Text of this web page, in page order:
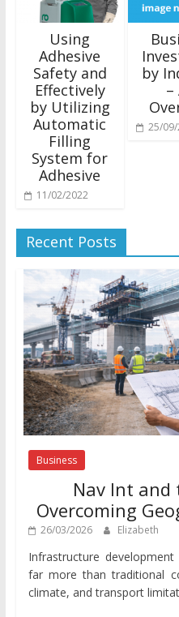
Using
Adhesive
Safety and
Effectively
by Utilizing
Automatic
Filling
System for
Adhesive
11/02/2022
by
–
25/09/
Recent Posts
Business
Nav Int and
Overcoming
26/03/2026 Elizabeth
Infrastructure
far more than traditional
climate, and transport